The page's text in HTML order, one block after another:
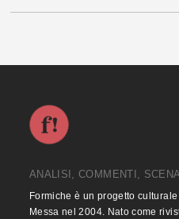
ANALISI, COMMENTI,
Formiche è un progetto
Messa nel 2004. Nato come